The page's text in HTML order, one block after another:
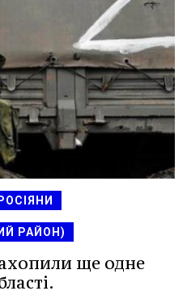
РОСІЯНИ
РАЙОН)
ще одне